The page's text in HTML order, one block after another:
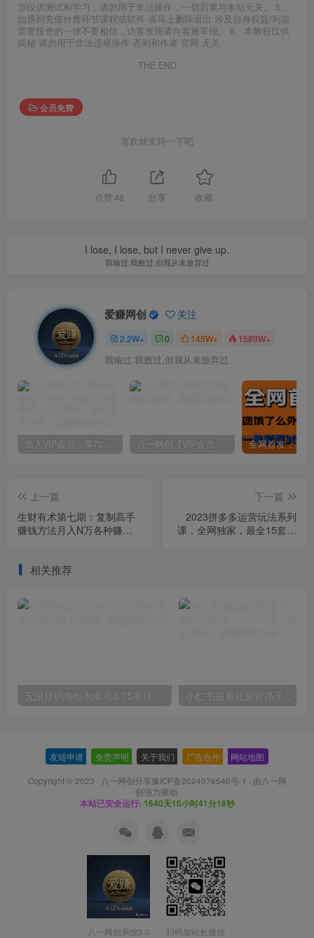
源仅供测试和学习，请勿用于非法操作，一切后果与本站无关。 5、
如遇到充值付费环节课程或软件 请马上删除退出 涉及自身权益/利益
需要投资的一律不要相信，访客发现请向客服举报。 6、本教程仅供
揭秘 请勿用于非法违规操作 否则和作者 官网 无关
THE END
会员免费
喜欢就支持一下吧
点赞 48 分享 收藏
I lose, I lose, but I never give up.
我输过,我败过,但我从未放弃过
爱赚网创 关注
2.2W+ 0 145W+ 1589W+
我输过,我败过,但我从未放弃过
加入VIP会员，享70%的推广提成，免费学习多种网上创业课程，菜鸟秒变大神！ 八一网创【VIP会员专属交流群】
上一篇
生财有术第七期：复制高手
赚钱方法月入N万各种赚钱
下一篇
2023拼多多运营玩法系列
课，全网独家，​最全15套技
相关推荐
无限接码撸红包单号0.75项目无偿分享给你【揭秘】
友链申请 免责声明 关于我们 广告合作 网站地图
Copyright © 2023 · 八一网创分享豫ICP备2024076540号-1 · 由八一网
创强力驱动.
本站已安全运行: 1640天10小时41分19秒
八一网创系统3.0 扫码加站长微信